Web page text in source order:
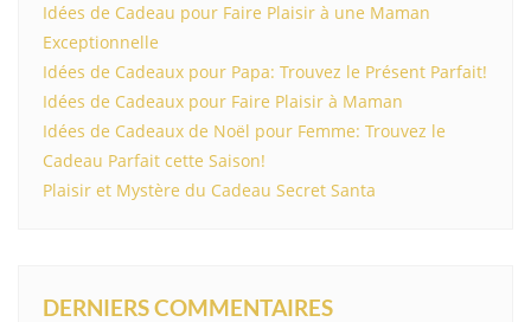
Idées de Cadeau pour Faire Plaisir à une Maman
Exceptionnelle
Idées de Cadeaux pour Papa: Trouvez le Présent Parfait!
Idées de Cadeaux pour Faire Plaisir à Maman
Idées de Cadeaux de Noël pour Femme: Trouvez le
Cadeau Parfait cette Saison!
Plaisir et Mystère du Cadeau Secret Santa
DERNIERS COMMENTAIRES